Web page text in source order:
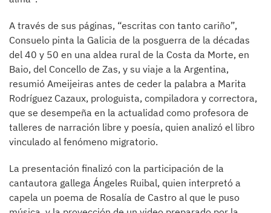
A través de sus páginas, “escritas con tanto cariño”,
Consuelo pinta la Galicia de la posguerra de la décadas
del 40 y 50 en una aldea rural de la Costa da Morte, en
Baio, del Concello de Zas, y su viaje a la Argentina,
resumió Ameijeiras antes de ceder la palabra a Marita
Rodríguez Cazaux, prologuista, compiladora y correctora,
que se desempeña en la actualidad como profesora de
talleres de narración libre y poesía, quien analizó el libro
vinculado al fenómeno migratorio.
La presentación finalizó con la participación de la
cantautora gallega Ángeles Ruibal, quien interpretó a
capela un poema de Rosalía de Castro al que le puso